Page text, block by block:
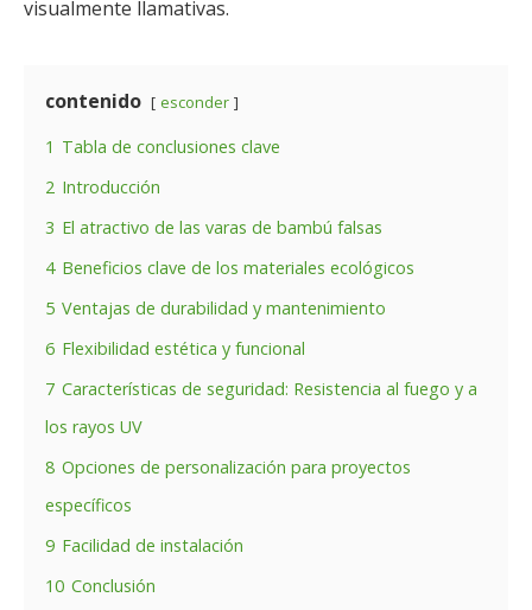
visualmente llamativas.
contenido esconder
1 Tabla de conclusiones clave
2 Introducción
3 El atractivo de las varas de bambú falsas
4 Beneficios clave de los materiales ecológicos
5 Ventajas de durabilidad y mantenimiento
6 Flexibilidad estética y funcional
7 Características de seguridad: Resistencia al fuego y a
los rayos UV
8 Opciones de personalización para proyectos
específicos
9 Facilidad de instalación
10 Conclusión